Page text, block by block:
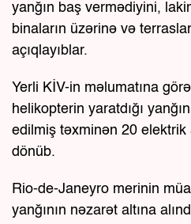
yanğın baş vermədiyini,
binaların üzərinə və
açıqlayıblar.
Yerli KİV-in məlumatına
helikopterin yaratdığı
edilmiş təxminən 20
dönüb.
Rio-de-Janeyro merinin
yanğının nəzarət altına